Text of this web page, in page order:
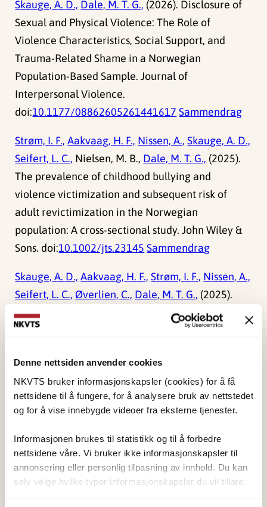
Denne nettsiden anvender cookies
NKVTS bruker informasjonskapsler (cookies) for å få
nettsidene til å fungere, for å analysere bruk av nettstedet
og for å vise innebygde videoer fra eksterne tjenester.
Informasjonen brukes til statistikk og til å forbedre
nettsidene våre. Vi bruker ikke informasjonskapsler til
annonsering eller personlig tilpasning av innhold. Du kan
selv velge hvilke typer informasjonskapsler du vil tillate.
Skauge, A. D., Dale, M. T. G., (2026). Disclosure of
Sexual and Physical Violence: The Role of
Violence Characteristics, Social Support, and
Trauma-Related Shame in a Norwegian
Population-Based Sample. Journal of
Interpersonal Violence.
doi:10.1177/08862605261441617 Sammendrag
Strøm, I. F., Aakvaag, H. F., Nissen, A., Skauge, A. D.,
Seifert, L. C., Nielsen, M. B., Dale, M. T. G., (2025).
The prevalence of childhood bullying and
violence victimization and subsequent risk of
adult revictimization in the Norwegian
population: A cross-sectional study. John Wiley &
Sons. doi:10.1002/jts.23145 Sammendrag
Skauge, A. D., Aakvaag, H. F., Strøm, I. F., Nissen, A.,
Seifert, L. C., Øverlien, C., Dale, M. T. G., (2025).
Healthcare utilisation and barriers to healthcare
after violence and rape in the Norwegian
BMJ Open. doi:10.1136/bmjopen-2025-101434
Sammendrag
Rapporter
Kjeøy, I. J. W., Bråten, B., Friberg, J. H., Gjefsen, H.